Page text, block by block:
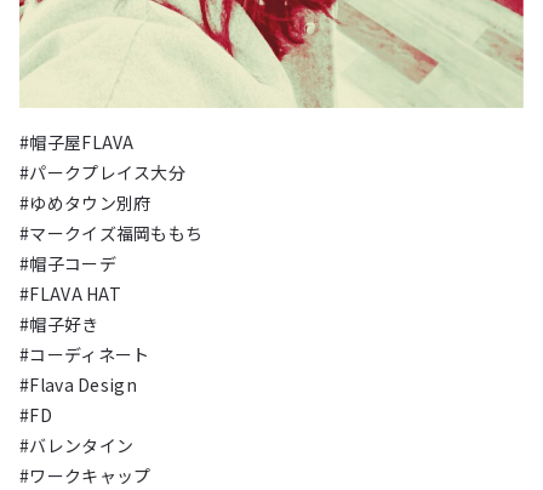
#帽子屋FLAVA
#パークプレイス大分
#ゆめタウン別府
#マークイズ福岡ももち
#帽子コーデ
#FLAVA HAT
#帽子好き
#コーディネート
#Flava Design
#FD
#バレンタイン
#ワークキャップ